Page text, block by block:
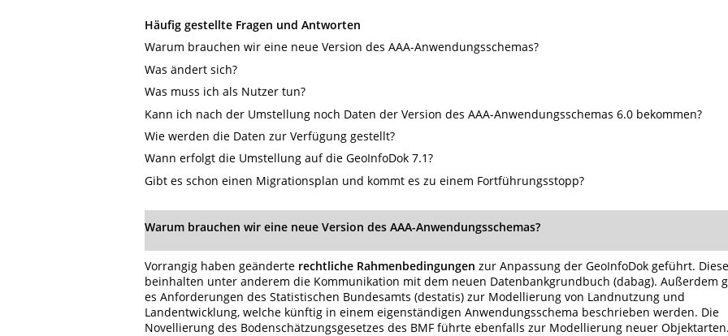
Häufig gestellte Fragen und Antworten
Warum brauchen wir eine neue Version des AAA-Anwendungsschemas?
Was ändert sich?
Was muss ich als Nutzer tun?
Kann ich nach der Umstellung noch Daten der Version des AAA-Anwendungsschemas 6.0 bekommen?
Wie werden die Daten zur Verfügung gestellt?
Wann erfolgt die Umstellung auf die GeoInfoDok 7.1?
Gibt es schon einen Migrationsplan und kommt es zu einem Fortführungsstopp?
Warum brauchen wir eine neue Version des AAA-Anwendungsschemas?
Vorrangig haben geänderte rechtliche Rahmenbedingungen zur Anpassung der GeoInfoDok geführt. Diese
beinhalten unter anderem die Kommunikation mit dem neuen Datenbankgrundbuch (dabag). Außerdem
es Anforderungen des Statistischen Bundesamts (destatis) zur Modellierung von Landnutzung und
Landentwicklung, welche künftig in einem eigenständigen Anwendungsschema beschrieben werden. Die
Novellierung des Bodenschätzungsgesetzes des BMF führte ebenfalls zur Modellierung neuer